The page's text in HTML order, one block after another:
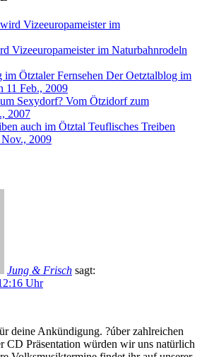
Vizeeuropameister im Naturbahnrodeln
Der Oetztalblog im
11 Feb., 2009
Vom Ötzidorf zum
2007
Teuflisches Treiben
Nov., 2009
Jung & Frisch sagt:
Uhr
deine Ankündigung. ?úber zahlreichen
CD Präsentation würden wir uns natürlich